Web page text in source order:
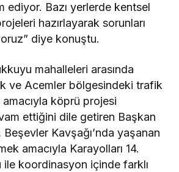
ediyor. Bazı yerlerde kentsel
hazırlayarak sorunları
diye konuştu.
mahalleleri arasında
ve Acemler bölgesindeki trafik
köprü projesi
ettiğini dile getiren Başkan
Kavşağı’nda yaşanan
amacıyla Karayolları 14.
koordinasyon içinde farklı